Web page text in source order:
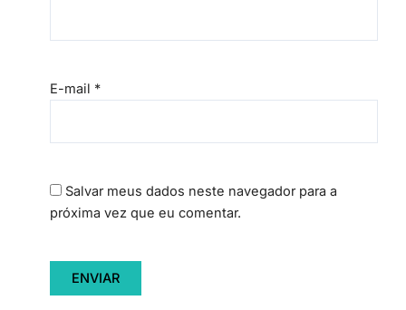
E-mail *
Salvar meus dados neste navegador para a
próxima vez que eu comentar.